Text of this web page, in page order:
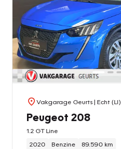
Vakgarage Geurts| Echt (LI)
Peugeot 208
1.2 GT Line
2020
Benzine 89.590 km